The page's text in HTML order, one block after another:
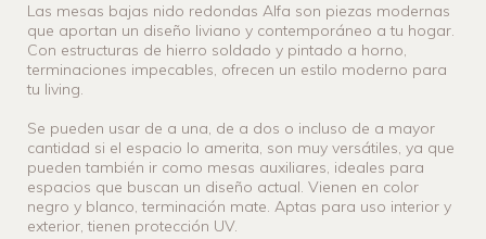
Las mesas bajas nido redondas Alfa son piezas modernas
que aportan un diseño liviano y contemporáneo a tu hogar.
Con estructuras de hierro soldado y pintado a horno,
terminaciones impecables, ofrecen un estilo moderno para
tu living.
Se pueden usar de a una, de a dos o incluso de a mayor
cantidad si el espacio lo amerita, son muy versátiles, ya que
pueden también ir como mesas auxiliares, ideales para
espacios que buscan un diseño actual. Vienen en color
negro y blanco, terminación mate. Aptas para uso interior y
exterior, tienen protección UV.